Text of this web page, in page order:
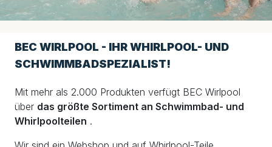
BEC WIRLPOOL - IHR WHIRLPOOL- UND
SCHWIMMBADSPEZIALIST!
Mit mehr als 2.000 Produkten verfügt BEC Wirlpool
über das größte Sortiment an Schwimmbad- und
Whirlpoolteilen .